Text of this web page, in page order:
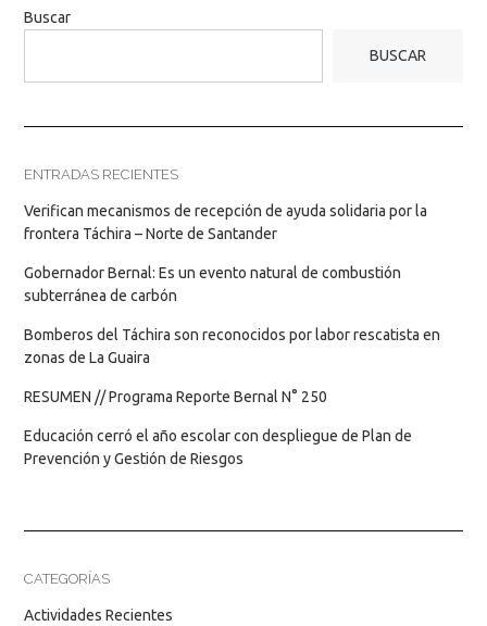
Buscar
BUSCAR
ENTRADAS RECIENTES
Verifican mecanismos de recepción de ayuda solidaria por la
frontera Táchira – Norte de Santander
Gobernador Bernal: Es un evento natural de combustión
subterránea de carbón
Bomberos del Táchira son reconocidos por labor rescatista en
zonas de La Guaira
RESUMEN // Programa Reporte Bernal N° 250
Educación cerró el año escolar con despliegue de Plan de
Prevención y Gestión de Riesgos
CATEGORÍAS
Actividades Recientes